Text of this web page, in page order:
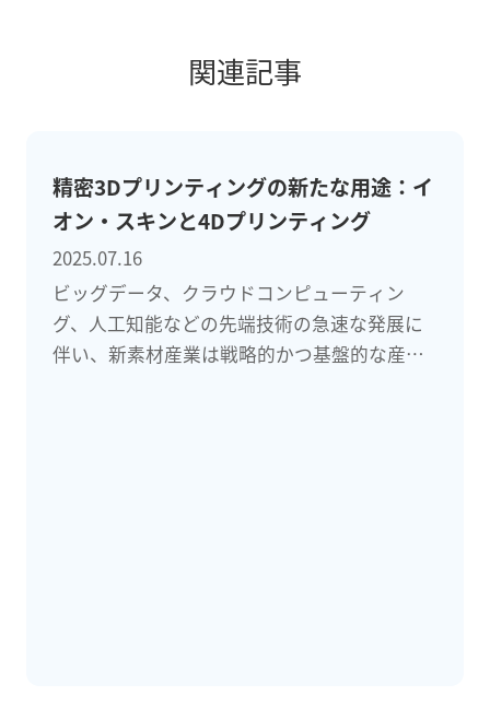
関連記事
精密3Dプリンティングの新たな用途：イ
オン・スキンと4Dプリンティング
2025.07.16
ビッグデータ、クラウドコンピューティン
グ、人工知能などの先端技術の急速な発展に
伴い、新素材産業は戦略的かつ基盤的な産業